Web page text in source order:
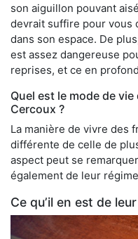
son aiguillon pouvant
devrait suffire pour vous
dans son espace. De
est assez dangereuse
reprises, et ce en
Quel est le mode de
Cercoux ?
La manière de vivre des
différente de celle de
aspect peut se
également de leur
Ce qu’il en est de